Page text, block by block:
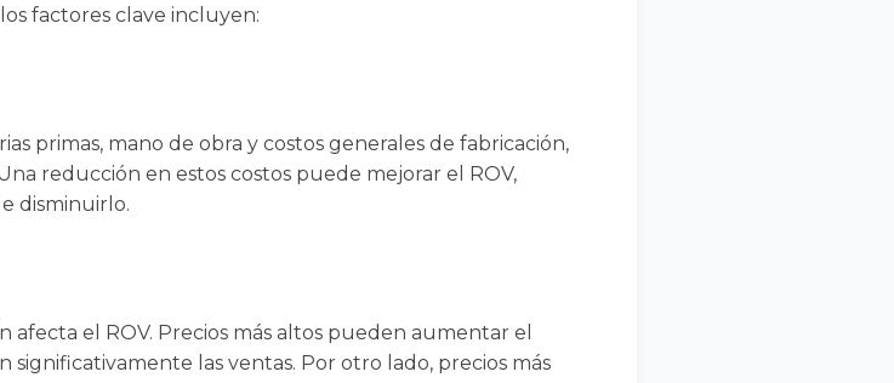
factores clave incluyen:
primas, mano de obra y costos generales de fabricación,
reducción en estos costos puede mejorar el ROV,
disminuirlo.
el ROV. Precios más altos pueden aumentar el
las ventas. Por otro lado, precios más